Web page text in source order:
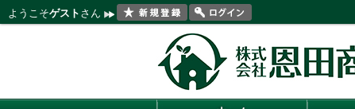
ようこそゲスト さん